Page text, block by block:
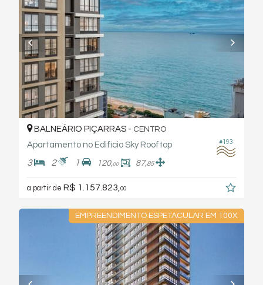
#193
BALNEÁRIO PIÇARRAS - CENTRO
Apartamento no Edifício Sky Rooftop
3 2 1 120,00 87,85
a partir de R$ 1.157.823,00
EMPREENDIMENTO ESPETACULAR EM 100X